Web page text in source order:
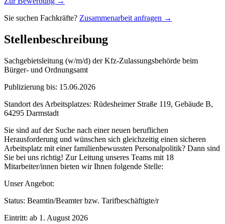
Sie suchen Fachkräfte? Zusammenarbeit anfragen →
Stellenbeschreibung
Sachgebietsleitung (w/m/d) der Kfz-Zulassungsbehörde beim
Bürger- und Ordnungsamt
Publizierung bis: 15.06.2026
Standort des Arbeitsplatzes: Rüdesheimer Straße 119, Gebäude B,
64295 Darmstadt
Sie sind auf der Suche nach einer neuen beruflichen
Herausforderung und wünschen sich gleichzeitig einen sicheren
Arbeitsplatz mit einer familienbewussten Personalpolitik? Dann sind
Sie bei uns richtig! Zur Leitung unseres Teams mit 18
Mitarbeiter/innen bieten wir Ihnen folgende Stelle:
Unser Angebot:
Status: Beamtin/Beamter bzw. Tarifbeschäftigte/r
Eintritt: ab 1. August 2026